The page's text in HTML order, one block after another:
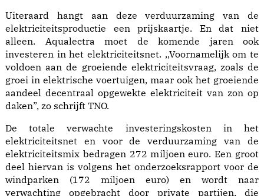
Uiteraard hangt aan deze verduurzaming van de
elektriciteitsproductie een prijskaartje. En dat niet
alleen. Aqualectra moet de komende jaren ook
investeren in het elektriciteitsnet. ,,Voornamelijk om te
voldoen aan de groeiende elektriciteitsvraag, zoals de
groei in elektrische voertuigen, maar ook het groeiende
aandeel decentraal opgewekte elektriciteit van zon op
daken”, zo schrijft TNO.
De totale verwachte investeringskosten in het
elektriciteitsnet en voor de verduurzaming van de
elektriciteitsmix bedragen 272 miljoen euro. Een groot
deel hiervan is volgens het onderzoeksrapport voor de
windparken (172 miljoen euro) en wordt naar
verwachting opgebracht door private partijen, die